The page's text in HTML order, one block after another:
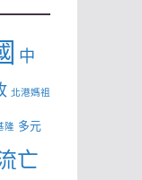
中
北港媽祖
隆 多元
亡